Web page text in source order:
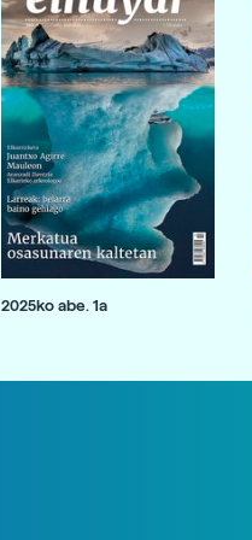
2025ko abe. 1a